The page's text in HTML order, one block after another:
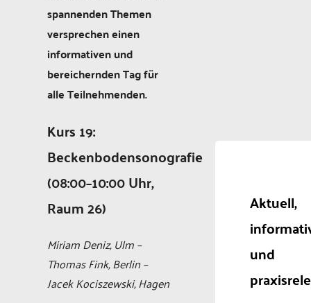
spannenden Themen
versprechen einen
informativen und
bereichernden Tag für
alle Teilnehmenden.
Kurs 19:
Beckenbodensonografie
(08:00–10:00 Uhr,
Raum 26)
Miriam Deniz, Ulm –
Thomas Fink, Berlin –
Jacek Kociszewski, Hagen
Aktuell,
und